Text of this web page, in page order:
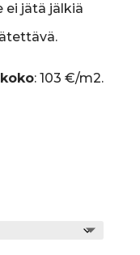
ei jätä jälkiä
:103 €/m2.